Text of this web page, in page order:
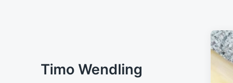
Timo Wendling